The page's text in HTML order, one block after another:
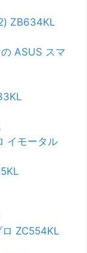
ZB634KL
ASUS スマ
イモータル
ZC554KL